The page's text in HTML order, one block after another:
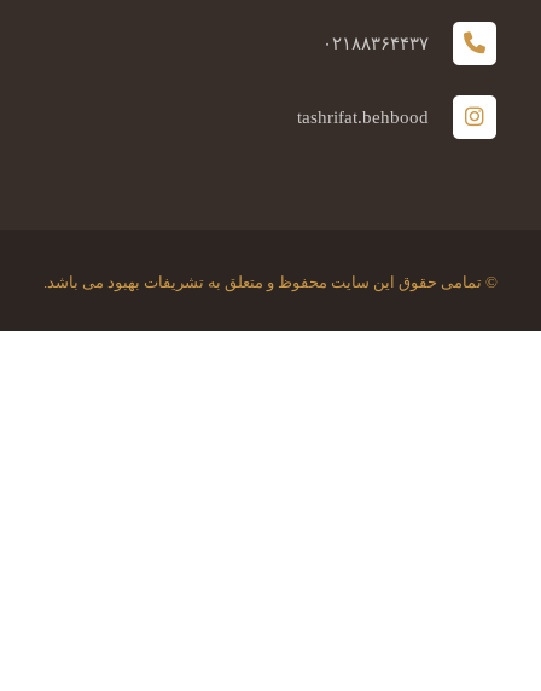
۰۲۱۸۸۳۶۴۴۳۷
tashrifat.behbood
© تمامی حقوق این سایت محفوظ و متعلق به تشریفات بهبود می باشد.